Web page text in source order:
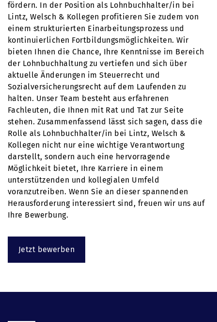
fördern. In der Position als Lohnbuchhalter/in bei
Lintz, Welsch & Kollegen profitieren Sie zudem von
einem strukturierten Einarbeitungsprozess und
kontinuierlichen Fortbildungsmöglichkeiten. Wir
bieten Ihnen die Chance, Ihre Kenntnisse im Bereich
der Lohnbuchhaltung zu vertiefen und sich über
aktuelle Änderungen im Steuerrecht und
Sozialversicherungsrecht auf dem Laufenden zu
halten. Unser Team besteht aus erfahrenen
Fachleuten, die Ihnen mit Rat und Tat zur Seite
stehen. Zusammenfassend lässt sich sagen, dass die
Rolle als Lohnbuchhalter/in bei Lintz, Welsch &
Kollegen nicht nur eine wichtige Verantwortung
darstellt, sondern auch eine hervorragende
Möglichkeit bietet, Ihre Karriere in einem
unterstützenden und kollegialen Umfeld
voranzutreiben. Wenn Sie an dieser spannenden
Herausforderung interessiert sind, freuen wir uns auf
Ihre Bewerbung.
Jetzt bewerben